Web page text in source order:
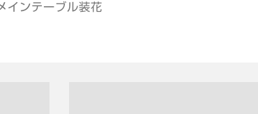
インテーブル装花